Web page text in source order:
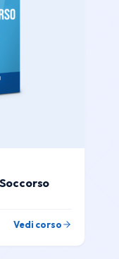
Vedi corso